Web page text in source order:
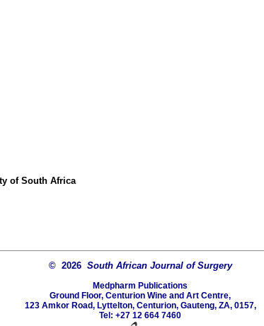
of South Africa
© 2026 South African Journal of Surgery
Medpharm Publications
Ground Floor, Centurion Wine and Art Centre,
123 Amkor Road, Lyttelton, Centurion, Gauteng, ZA, 0157,
Tel: +27 12 664 7460